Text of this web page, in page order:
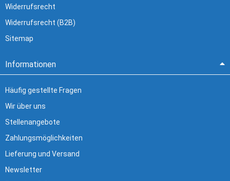
Widerrufsrecht
Widerrufsrecht (B2B)
Sitemap
Informationen
Häufig gestellte Fragen
Wir über uns
Stellenangebote
Zahlungsmöglichkeiten
Lieferung und Versand
Newsletter